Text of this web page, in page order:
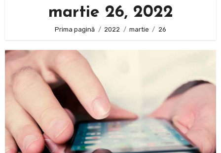
martie 26, 2022
Prima pagină 2022 martie 26